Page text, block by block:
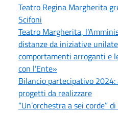
Teatro Regina Margherita
Scifoni
Teatro Margherita,
distanze da iniziative
comportamenti arroganti e
con l’Ente»
Bilancio partecipativo
progetti da realizzare
“Un’orchestra a sei corde”